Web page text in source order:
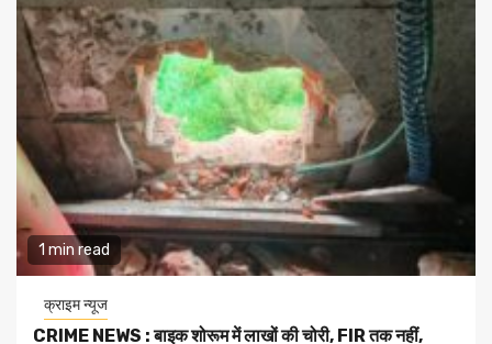
1 min read
क्राइम न्यूज
CRIME NEWS : बाइक शोरूम में लाखों की चोरी, FIR तक नहीं,